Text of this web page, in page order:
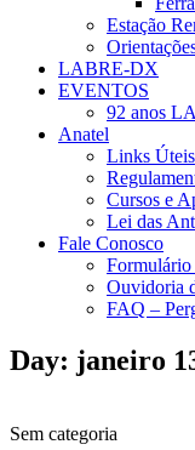
Estação
LABRE-DX
EVENTOS
92 anos
Anatel
Links Úteis
Cursos e
Lei das
Fale Conosco
Formulário
Ouvidoria
FAQ –
Day: janeiro
Sem categoria